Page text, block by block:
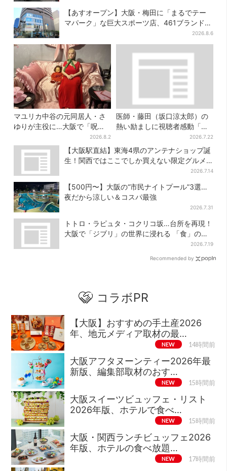
【あすオープン】大阪・梅田に「まるでテー
マパーク」な巨大スポーツ店、461ブランド集
2026.8.6
マユリカ中谷の元同居人・さ
ゆりが主役に…大阪で「呪物
展」開催、コンセプトは“呪物
たちのお茶会”
2026.8.2
医師・藤田（坂口涼太郎）の
熱い励ましに視聴者感動「泣
かされると思ってなかった」
2026.7.22
【大阪駅直結】東海4県のアンテナショップ誕
生！関西ではここでしか買えない限定グルメ
2026.7.14
【500円〜】大阪の“市民ナイトプール”3選…
夜だから涼しい＆コスパ最強
2026.7.31
トトロ・ラピュタ・コクリコ坂…台所を再現！
大阪で「ジブリ」の世界に浸れる 「食」の展
2026.7.19
Recommended by
コラボPR
【大阪】おすすめの手土産2026
年、地元メディア取材の最…
NEW 14時間前
大阪アフタヌーンティー2026年最
新版、編集部取材のおす…
NEW 15時間前
大阪スイーツビュッフェ・リスト
2026年版、ホテルで食べ…
NEW 15時間前
大阪・関西ランチビュッフェ2026
年版、ホテルの食べ放題…
NEW 17時間前